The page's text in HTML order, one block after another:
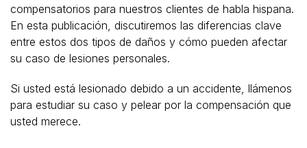
compensatorios para nuestros clientes de habla hispana.
En esta publicación, discutiremos las diferencias clave
entre estos dos tipos de daños y cómo pueden afectar
su caso de lesiones personales.
Si usted está lesionado debido a un accidente, llámenos
para estudiar su caso y pelear por la compensación que
usted merece.